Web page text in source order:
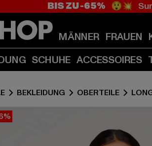
BIS ZU -65% 😲💥
MÄNNER FRAUEN
SCHUHE ACCESSOIRES
BEKLEIDUNG OBERTEILE